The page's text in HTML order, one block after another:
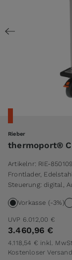
Rieber
thermoport®
Artikelnr: RIE-
Frontlader,
Steuerung: digital,
Vorkasse (-3%)
UVP 6.012,00 €
3.460,96 €
4.118,54 € inkl.
Kostenloser Versand